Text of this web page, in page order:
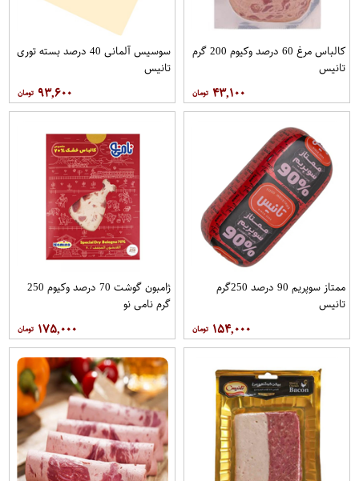
کالباس مرغ 60 درصد وکیوم 200 گرم
تانیس
۴۳,۱۰۰
سوسیس آلمانی 40 درصد بسته توری
تانیس
۹۳,۶۰۰
ممتاز سوپریم 90 درصد 250گرم
تانیس
۱۵۴,۰۰۰
ژامبون گوشت 70 درصد وکیوم 250
گرم نامی نو
۱۷۵,۰۰۰